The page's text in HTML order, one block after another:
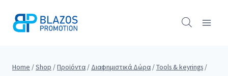
Home /Shop /Προϊόντα / Διαφημιστικά Δώρα /Tools & keyrings /